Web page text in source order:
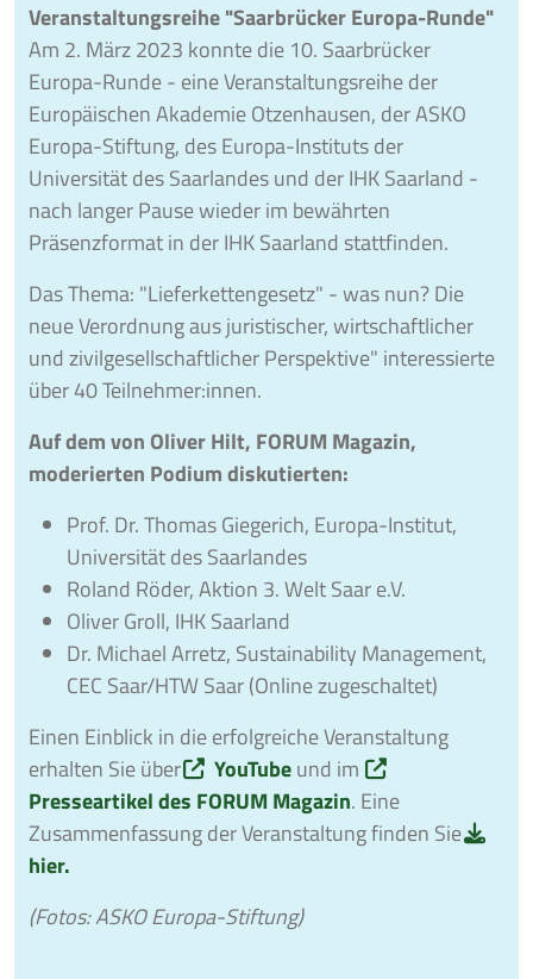
Veranstaltungsreihe "Saarbrücker Europa-Runde"
Am 2. März 2023 konnte die 10. Saarbrücker
Europa-Runde - eine Veranstaltungsreihe der
Europäischen Akademie Otzenhausen, der ASKO
Europa-Stiftung, des Europa-Instituts der
Universität des Saarlandes und der IHK Saarland -
nach langer Pause wieder im bewährten
Präsenzformat in der IHK Saarland stattfinden.
Das Thema: "Lieferkettengesetz" - was nun? Die
neue Verordnung aus juristischer, wirtschaftlicher
und zivilgesellschaftlicher Perspektive" interessierte
über 40 Teilnehmer:innen.
Auf dem von Oliver Hilt, FORUM Magazin,
moderierten Podium diskutierten:
Prof. Dr. Thomas Giegerich, Europa-Institut,
Universität des Saarlandes
Roland Röder, Aktion 3. Welt Saar e.V.
Oliver Groll, IHK Saarland
Dr. Michael Arretz, Sustainability Management,
CEC Saar/HTW Saar (Online zugeschaltet)
Einen Einblick in die erfolgreiche Veranstaltung
erhalten Sie über
YouTubeund im
Presseartikel des FORUM Magazin. Eine
Zusammenfassung der Veranstaltung finden Sie
hier.
(Fotos: ASKO Europa-Stiftung)